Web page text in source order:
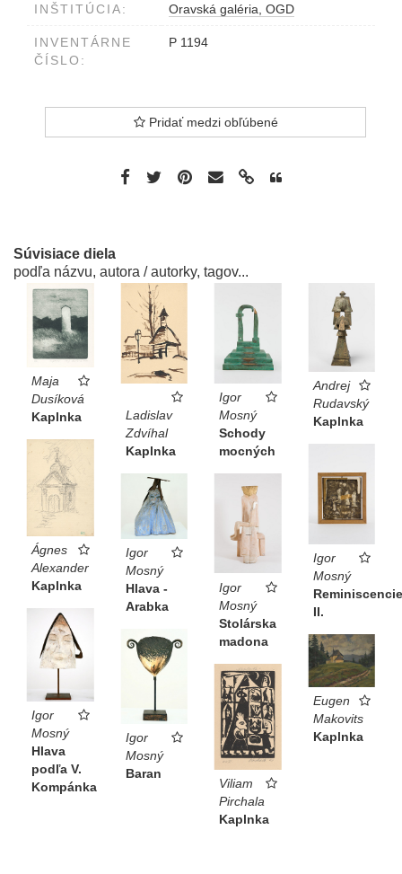
INŠTITÚCIA: Oravská galéria, OGD
INVENTÁRNE
ČÍSLO:
P 1194
Pridať medzi obľúbené
Súvisiace diela
podľa názvu, autora / autorky, tagov...
Maja
Dusíková
Kaplnka
Ladislav
Zdvíhal
Kaplnka
Igor
Mosný
Schody
mocných
Andrej
Rudavský
Kaplnka
Ágnes
Alexander
Kaplnka
Igor
Mosný
Reminiscencie
II.
Igor
Mosný
Stolárska
madona
Igor
Mosný
Hlava -
Arabka
Igor
Mosný
Hlava
podľa V.
Kompánka
Igor
Mosný
Baran
Eugen
Makovits
Kaplnka
Viliam
Pirchala
Kaplnka